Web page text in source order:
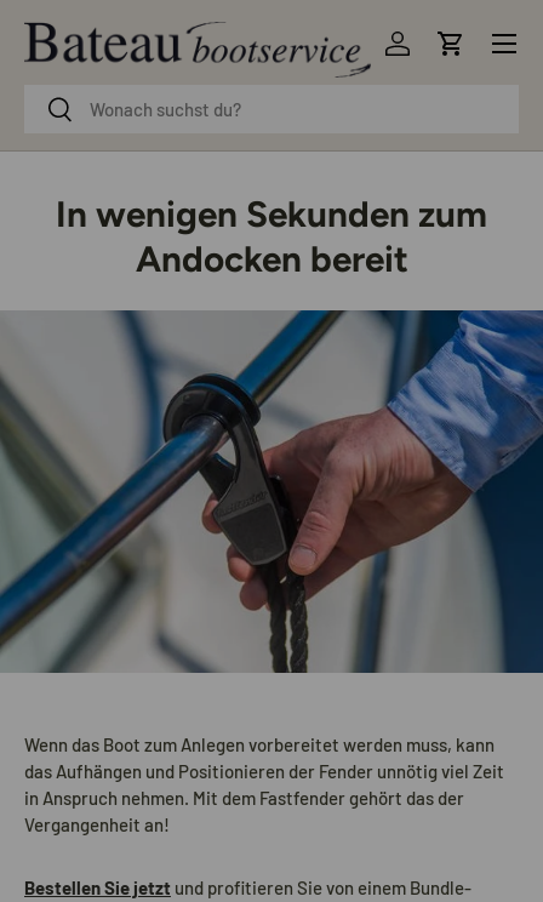
Direkt zum Inhalt
SuchenSuchen
Einloggen
Menü
In wenigen Sekunden zum
Andocken bereit
Wenn das Boot zum Anlegen vorbereitet werden muss, kann
das Aufhängen und Positionieren der Fender unnötig viel Zeit
in Anspruch nehmen. Mit dem Fastfender gehört das der
Vergangenheit an!
Bestellen Sie jetzt und profitieren Sie von einem Bundle-